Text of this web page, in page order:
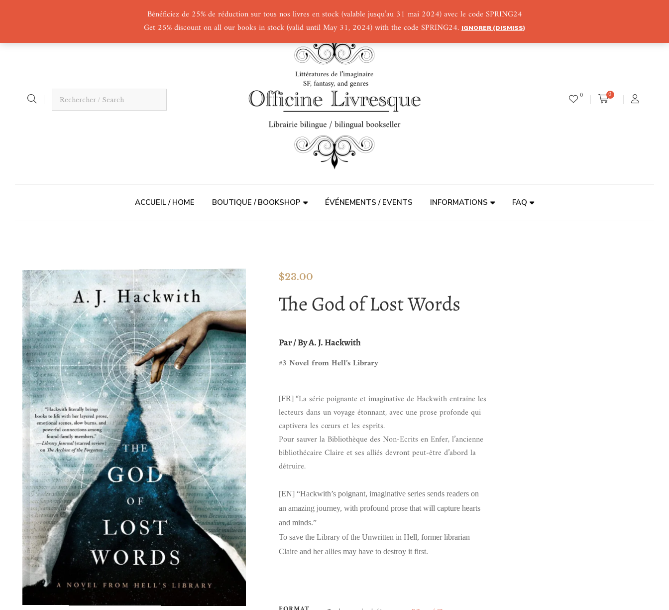
Bénéficiez de 25% de réduction sur tous nos livres en stock (valable jusqu’au 31 mai 2024) avec le code SPRING24
Get 25% discount on all our books in stock (valid until May 31, 2024) with the code SPRING24. IGNORER (DISMISS)
0 0
ACCUEIL / HOME BOUTIQUE / BOOKSHOP ÉVÉNEMENTS / EVENTS INFORMATIONS FAQ
$23.00
The God of Lost Words
Par / By A. J. Hackwith
#3 Novel from Hell’s Library
[FR]“La série poignante et imaginative de Hackwith entraîne les
lecteurs dans un voyage étonnant, avec une prose profonde qui
captivera les cœurs et les esprits.
Pour sauver la Bibliothèque des Non-Ecrits en Enfer, l’ancienne
bibliothécaire Claire et ses alliés devront peut-être d’abord la
détruire.
[EN] “Hackwith’s poignant, imaginative series sends readers on
an amazing journey, with profound prose that will capture hearts
and minds.”
To save the Library of the Unwritten in Hell, former librarian
Claire and her allies may have to destroy it first.